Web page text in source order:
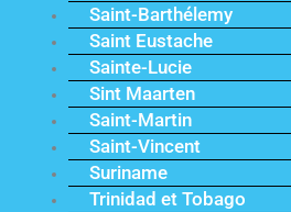
Saint-Barthélemy
Saint Eustache
Sainte-Lucie
Sint Maarten
Saint-Martin
Saint-Vincent
Suriname
Trinidad et Tobago